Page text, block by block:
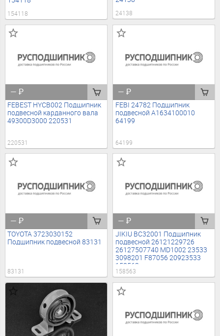
154118 24138
—₽
FEBEST HYCB002 Подшипник
подвесной карданного вала
49300D3000 220531
220531
—₽
FEBI 24782 Подшипник
подвесной A1634100010
64199
64199
—₽
TOYOTA 3723030152
Подшипник подвесной 83131
83131
—₽
JIKIU BC32001 Подшипник
подвесной 26121229726
26127507740 MD1002 23533
3098201 F87056 20923533
158563
158563